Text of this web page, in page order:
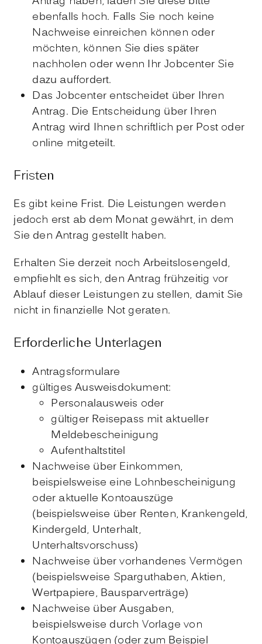
ebenfalls hoch. Falls Sie noch keine
Nachweise einreichen können oder
möchten, können Sie dies später
nachholen oder wenn Ihr Jobcenter Sie
dazu auffordert.
Das Jobcenter entscheidet über Ihren
Antrag. Die Entscheidung über Ihren
Antrag wird Ihnen schriftlich per Post oder
online mitgeteilt.
Fristen
Es gibt keine Frist. Die Leistungen werden
jedoch erst ab dem Monat gewährt, in dem
Sie den Antrag gestellt haben.
Erhalten Sie derzeit noch Arbeitslosengeld,
empfiehlt es sich, den Antrag frühzeitig vor
Ablauf dieser Leistungen zu stellen, damit Sie
nicht in finanzielle Not geraten.
Erforderliche Unterlagen
Antragsformulare
gültiges Ausweisdokument:
Personalausweis oder
gültiger Reisepass mit aktueller
Meldebescheinigung
Aufenthaltstitel
Nachweise über Einkommen,
beispielsweise eine Lohnbescheinigung
oder aktuelle Kontoauszüge
(beispielsweise über Renten, Krankengeld,
Kindergeld, Unterhalt,
Unterhaltsvorschuss)
Nachweise über vorhandenes Vermögen
(beispielsweise Sparguthaben, Aktien,
Wertpapiere, Bausparverträge)
Nachweise über Ausgaben,
beispielsweise durch Vorlage von